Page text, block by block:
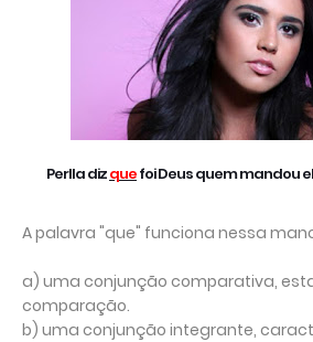
Perlla dizquefoi Deus quem mandou
A palavra "que" funciona nessa
a) uma conjunção comparativa,
comparação.
b) uma conjunção integrante,